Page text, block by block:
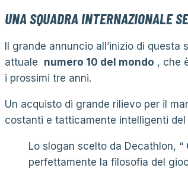
UNA SQUADRA INTERNAZIONALE
Il grande annuncio all’inizio di questa
attuale numero 10 del mondo , che
i prossimi tre anni.
Un acquisto di grande rilievo per il
costanti e tatticamente intelligenti del
Lo slogan scelto da Decathlon, “
perfettamente la filosofia del